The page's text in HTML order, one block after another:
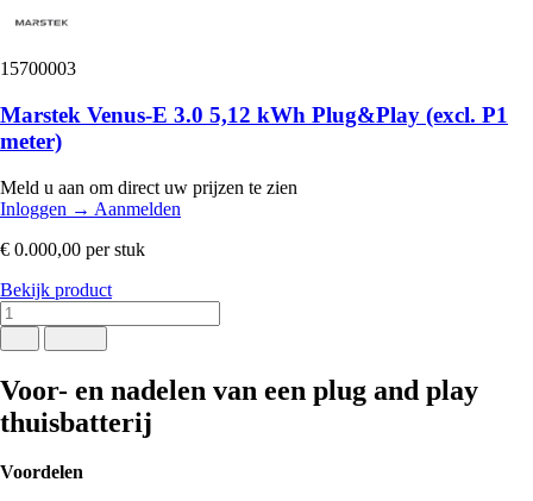
15700003
Marstek Venus-E 3.0 5,12 kWh Plug&Play (excl. P1
meter)
Meld u aan om direct uw prijzen te zien
Inloggen → Aanmelden
€ 0.000,00 per stuk
Bekijk product
Voor- en nadelen van een plug and play
thuisbatterij
Voordelen